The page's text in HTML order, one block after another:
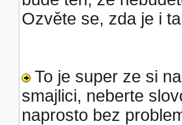
Ozvěte se, zda je i
To je super ze si
smajlici, neberte
naprosto bez